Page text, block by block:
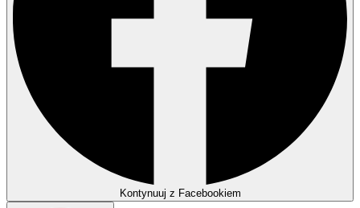
Kontynuuj z Facebookiem